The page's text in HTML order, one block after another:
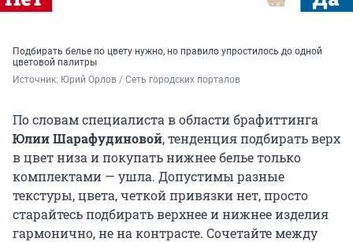
Подбирать белье по цвету нужно, но правило упростилось до одной
цветовой палитры
Источник: Юрий Орлов / Сеть городских порталов
По словам специалиста в области брафиттинга
Юлии Шарафудиновой, тенденция подбирать верх
в цвет низа и покупать нижнее белье только
комплектами — ушла. Допустимы разные
текстуры, цвета, четкой привязки нет, просто
старайтесь подбирать верхнее и нижнее изделия
гармонично, не на контрасте. Сочетайте между